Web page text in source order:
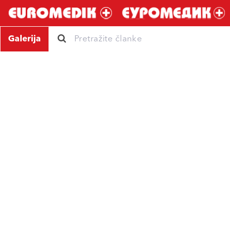
Galerija